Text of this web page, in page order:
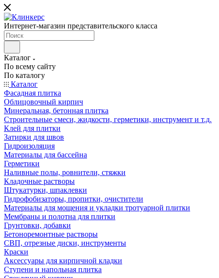
Интернет-магазин представительского класса
Каталог
По всему сайту
По каталогу
Каталог
Фасадная плитка
Облицовочный кирпич
Минеральная, бетонная плитка
Строительные смеси, жидкости, герметики, инструмент и т.д.
Клей для плитки
Затирки для швов
Гидроизоляция
Материалы для бассейна
Герметики
Наливные полы, ровнители, стяжки
Кладочные растворы
Штукатурки, шпаклевки
Гидрофобизаторы, пропитки, очистители
Материалы для мощения и укладки тротуарной плитки
Мембраны и полотна для плитки
Грунтовки, добавки
Бетоноремонтные растворы
СВП, отрезные диски, инструменты
Краски
Аксессуары для кирпичной кладки
Ступени и напольная плитка